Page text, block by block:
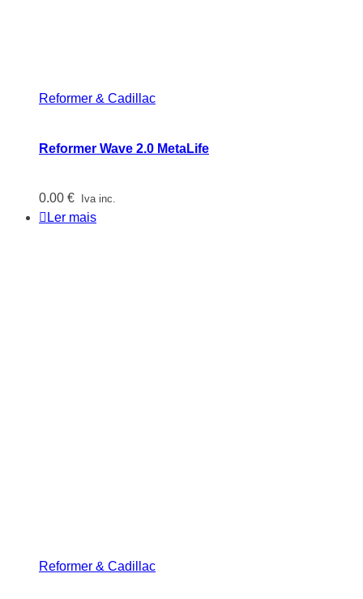
Reformer & Cadillac
Reformer Wave 2.0 MetaLife
0.00 € Iva inc.
Ler mais
Reformer & Cadillac